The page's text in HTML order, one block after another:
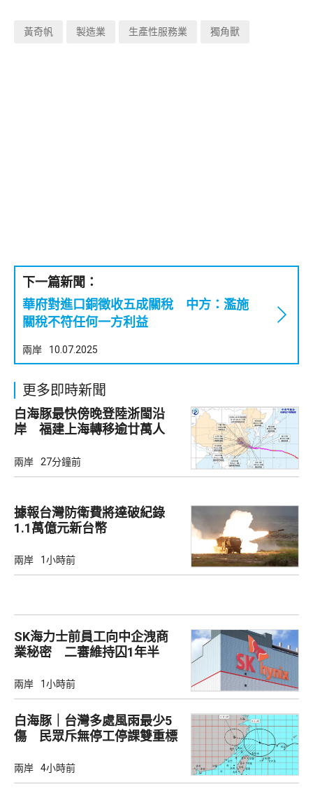
黃奇帆 製造業 生產性服務業 獨角獸
下一篇新聞：
華府對進口銅徵收五成關稅 中方：濫施
關稅不符任何一方利益
兩岸 10.07.2025
更多即時新聞
白海豚最快傍晚登陸浙閩沿
岸 福建上海轉移逾廿萬人
兩岸 27分鐘前
據報台灣防衛費將達破紀錄
1.1萬億元新台幣
兩岸 1小時前
SK海力士前員工向中企洩商
業秘密 二審維持囚1年半
兩岸 1小時前
白海豚｜台灣多處風雨最少5
傷 民眾斥無停工停課雙重標
兩岸 4小時前